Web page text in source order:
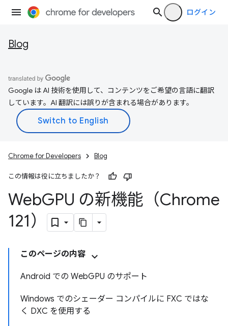
ログイン
Blog
Google は AI 技術を使用して、コンテンツをご希望の言語に翻訳
しています。AI 翻訳には誤りが含まれる場合があります。
Chrome for Developers Blog
この情報は役に立ちましたか？
WebGPU の新機能（Chrome
121）
このページの内容
Android での WebGPU のサポート
Windows でのシェーダー コンパイルに FXC ではな
く DXC を使用する